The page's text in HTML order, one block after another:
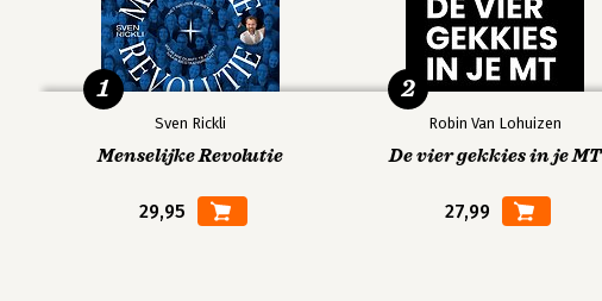
Sven Rickli
Menselijke Revolutie
29,95
1
Robin Van Lohuizen
De vier gekkies in je MT
27,99
2